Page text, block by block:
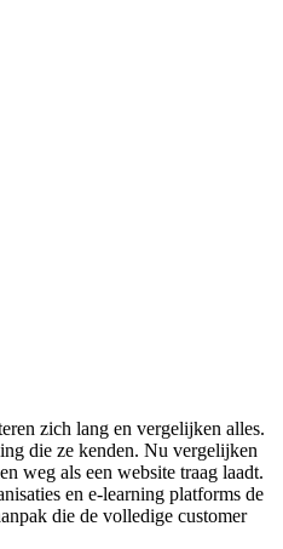
zich lang en vergelijken alles.
die ze kenden. Nu vergelijken
weg als een website traag laadt.
en e-learning platforms de
die de volledige customer